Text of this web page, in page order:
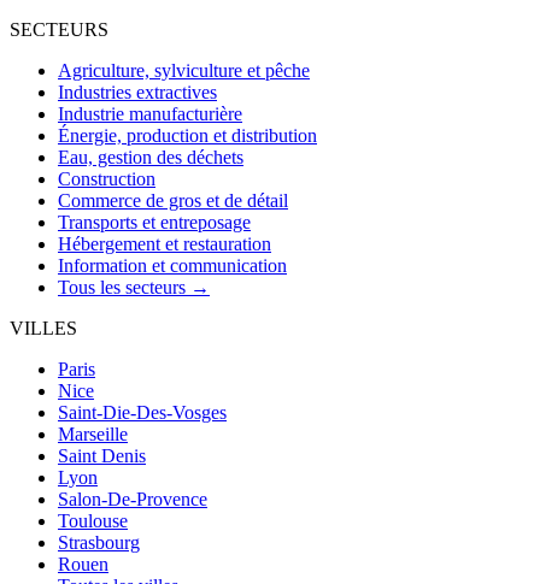
SECTEURS
Agriculture, sylviculture et pêche
Industries extractives
Industrie manufacturière
Énergie, production et distribution
Eau, gestion des déchets
Construction
Commerce de gros et de détail
Transports et entreposage
Hébergement et restauration
Information et communication
Tous les secteurs →
VILLES
Paris
Nice
Saint-Die-Des-Vosges
Marseille
Saint Denis
Lyon
Salon-De-Provence
Toulouse
Strasbourg
Rouen